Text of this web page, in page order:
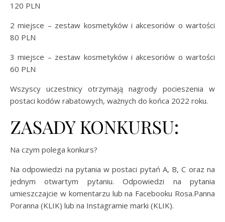
120 PLN
2 miejsce – zestaw kosmetyków i akcesoriów o wartości
80 PLN
3 miejsce – zestaw kosmetyków i akcesoriów o wartości
60 PLN
Wszyscy uczestnicy otrzymają nagrody pocieszenia w
postaci kodów rabatowych, ważnych do końca 2022 roku.
ZASADY KONKURSU:
Na czym polega konkurs?
Na odpowiedzi na pytania w postaci pytań A, B, C oraz na
jednym otwartym pytaniu. Odpowiedzi na pytania
umieszczajcie w komentarzu lub na Facebooku Rosa.Panna
Poranna (KLIK) lub na Instagramie marki (KLIK).